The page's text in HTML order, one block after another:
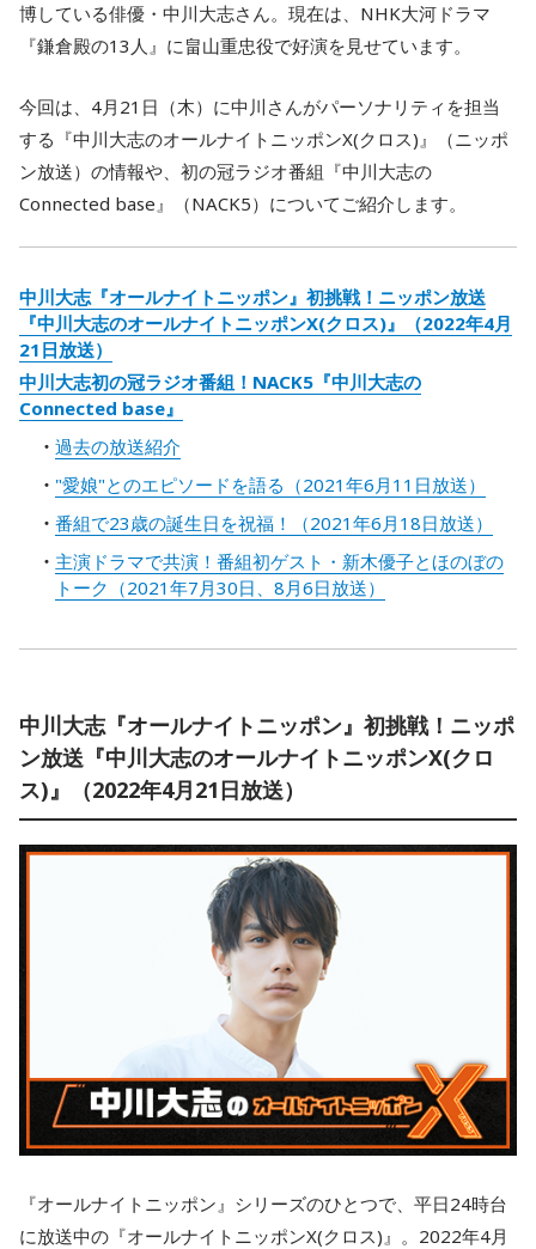
博している俳優・中川大志さん。現在は、NHK大河ドラマ
『鎌倉殿の13人』に畠山重忠役で好演を見せています。
今回は、4月21日（木）に中川さんがパーソナリティを担当
する『中川大志のオールナイトニッポンX(クロス)』（ニッポ
ン放送）の情報や、初の冠ラジオ番組『中川大志の
Connected base』（NACK5）についてご紹介します。
中川大志『オールナイトニッポン』初挑戦！ニッポン放送
『中川大志のオールナイトニッポンX(クロス)』（2022年4月
21日放送）
中川大志初の冠ラジオ番組！NACK5『中川大志の
Connected base』
過去の放送紹介
"愛娘"とのエピソードを語る（2021年6月11日放送）
番組で23歳の誕生日を祝福！（2021年6月18日放送）
主演ドラマで共演！番組初ゲスト・新木優子とほのぼの
トーク（2021年7月30日、8月6日放送）
中川大志『オールナイトニッポン』初挑戦！ニッポ
ン放送『中川大志のオールナイトニッポンX(クロ
ス)』（2022年4月21日放送）
『オールナイトニッポン』シリーズのひとつで、平日24時台
に放送中の『オールナイトニッポンX(クロス)』。2022年4月